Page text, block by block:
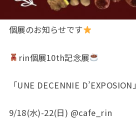
個展のお知らせです
rin個展10th記念展
「UNE DECENNIE D’EXPOSION」
9/18(水)-22(日) @cafe_rin